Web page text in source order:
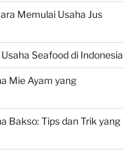
Memulai Usaha Jus
Seafood di Indonesia
Mie Ayam yang
Bakso: Tips dan Trik yang